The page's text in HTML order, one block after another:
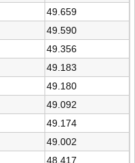
49.659
49.590
49.356
49.183
49.180
49.092
49.174
49.002
48.417